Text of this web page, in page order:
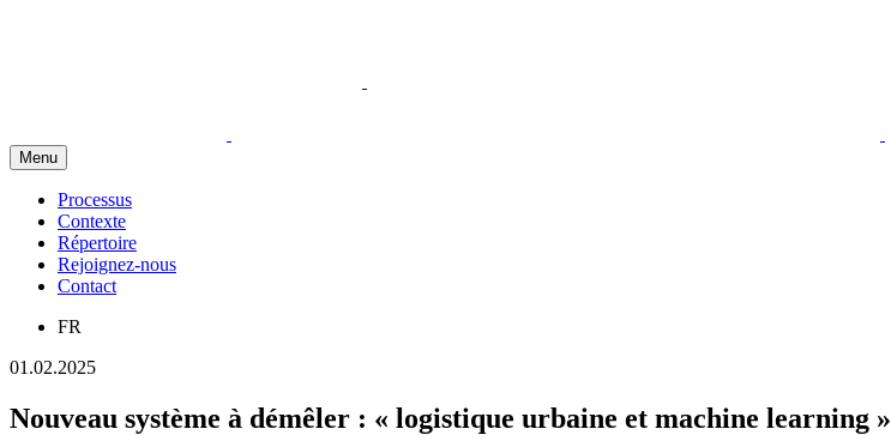
Menu
Processus
Contexte
Répertoire
Rejoignez-nous
Contact
FR
01.02.2025
Nouveau système à démêler : « logistique urbaine et machine learning »